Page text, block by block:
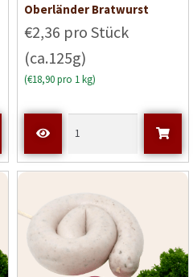
Oberländer Bratwurst
€2,36 pro Stück
(ca.125g)
(€18,90 pro 1 kg)